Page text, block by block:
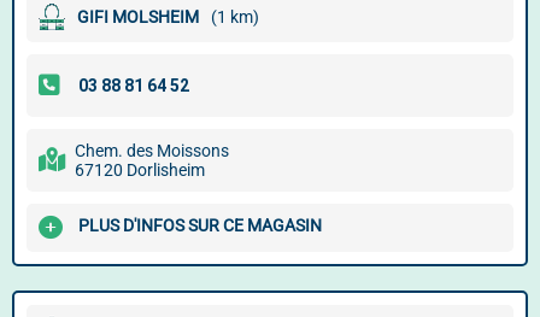
GIFI MOLSHEIM (1 km)
Chem. des Moissons
67120 Dorlisheim
PLUS D'INFOS SUR CE MAGASIN